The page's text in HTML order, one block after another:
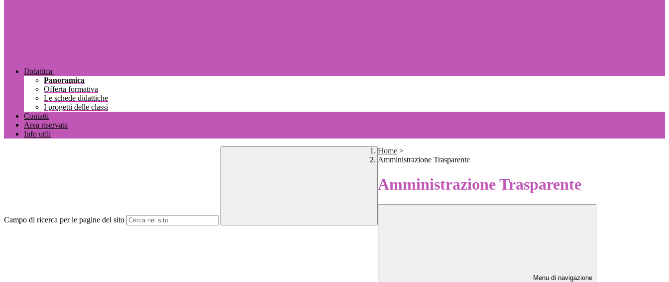
Didattica
Panoramica
Offerta formativa
Le schede didattiche
I progetti delle classi
Contatti
Area riservata
Info utili
Campo di ricerca per le pagine del sito
Home >
Amministrazione Trasparente
Amministrazione Trasparente
Menu di navigazione